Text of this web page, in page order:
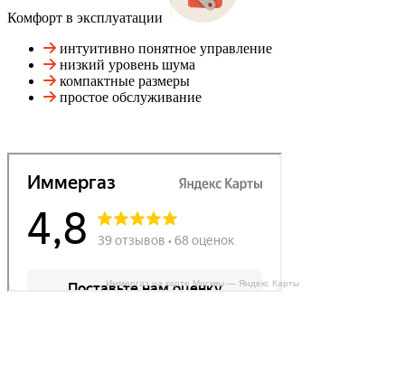
Комфорт в эксплуатации
интуитивно понятное управление
низкий уровень шума
компактные размеры
простое обслуживание
Иммергаз на карте Москвы — Яндекс Карты